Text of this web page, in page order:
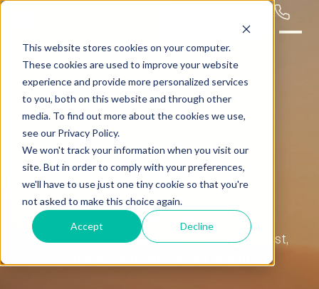
This website stores cookies on your computer.
These cookies are used to improve your website
experience and provide more personalized services
to you, both on this website and through other
media. To find out more about the cookies we use,
see our Privacy Policy.
We won't track your information when you visit our
site. But in order to comply with your preferences,
we'll have to use just one tiny cookie so that you're
not asked to make this choice again.
Accept Decline
Vind een leraar
Transcendente
Meditatie*:
Persoonlijk.
Wetenschappelijk bewezen.
Moeiteloos in praktijk gebracht.Ervaar de rust,